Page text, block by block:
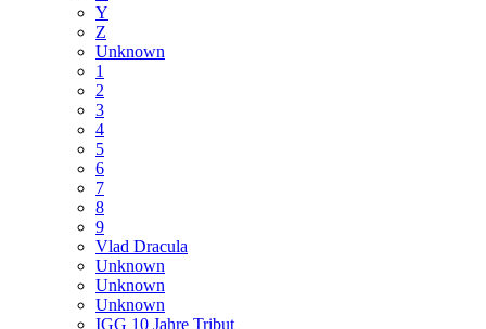
Y
Z
Unknown
1
2
3
4
5
6
7
8
9
Vlad Dracula
Unknown
Unknown
Unknown
IGG 10 Jahre Tribut